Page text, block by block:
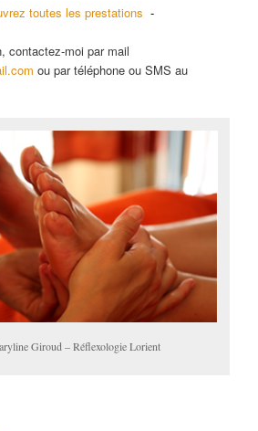
toutes les prestations -
contactez-moi par mail
ou par téléphone ou SMS au
Giroud – Réflexologie Lorient